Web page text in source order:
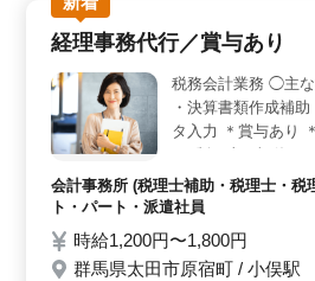
のご応募をお待ちしています。
主な業務としては、定期点検整備
応、部品の交換・取り付け・補修
ング時の整備業務が含まれます。
り、様々な車両の整備に携わる
経験者歓迎・働きやすい環境＞
ている企業で、10年以上の自動車
が対象です。自動車整備のスキル
リアを築くチャンスです。残業は
で、シフト制による休暇もあるた
両立が可能です。
経理事務代行／賞与あり
税務会計業務 ◯主
・決算書類作成補
タ入力 ＊賞与あり
験を存分に発揮して
ャリアアップも望め
会計事務所 (税理士補助・税理士・税
ト・パート・派遣社員
時給1,200円〜1,800円
群馬県太田市原宿町 / 小俣駅